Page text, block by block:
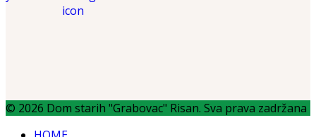
© 2026 Dom starih "Grabovac" Risan. Sva prava zadržana